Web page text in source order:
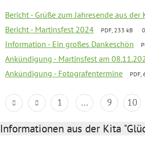
Bericht - Grüße zum Jahresende aus der
Bericht - Martinsfest 2024 PDF, 233 kB
Information - Ein großes Dankeschön
Ankündigung - Martinsfest am
Ankündigung - Fotografentermine PDF,
1 ... 9 10
Informationen aus der Kita